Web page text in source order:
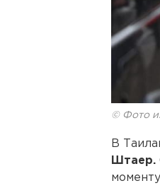
© Фото
В
Штаер.